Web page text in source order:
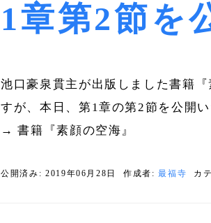
1章第2節を
池口豪泉貫主が出版しました書籍
すが、本日、第1章の第2節を公開
→ 書籍『素顔の空海』
公開済み: 2019年06月28日 作成者:最福寺 カ